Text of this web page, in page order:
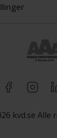
kvd.se Alle